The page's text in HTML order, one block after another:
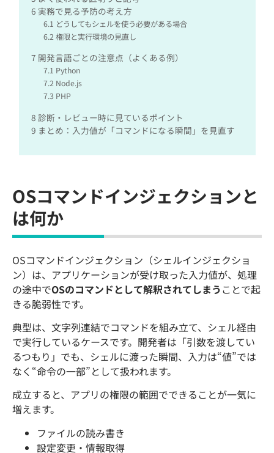
6 実務で見る予防の考え方
6.1 どうしてもシェルを使う必要がある場合
6.2 権限と実行環境の見直し
7 開発言語ごとの注意点（よくある例）
7.1 Python
7.2 Node.js
7.3 PHP
8 診断・レビュー時に見ているポイント
9 まとめ：入力値が「コマンドになる瞬間」を見直す
OSコマンドインジェクションと
は何か
OSコマンドインジェクション（シェルインジェクショ
ン）は、アプリケーションが受け取った入力値が、処理
の途中でOSのコマンドとして解釈されてしまうことで起
きる脆弱性です。
典型は、文字列連結でコマンドを組み立て、シェル経由
で実行しているケースです。開発者は「引数を渡してい
るつもり」でも、シェルに渡った瞬間、入力は“値”では
なく“命令の一部”として扱われます。
成立すると、アプリの権限の範囲でできることが一気に
増えます。
ファイルの読み書き
設定変更・情報取得